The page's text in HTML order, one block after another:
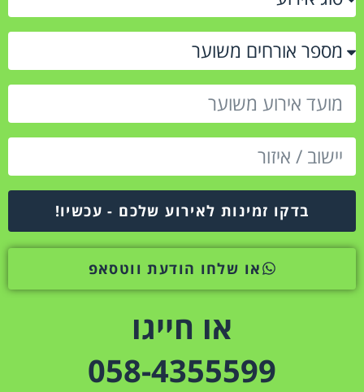
בדקו זמינות לאירוע שלכם - עכשיו!
או שלחו הודעת ווטסאפ
או חייגו
058-4355599